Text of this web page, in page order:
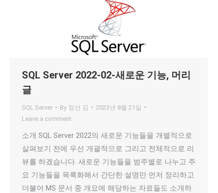
SQL Server 2022-02-새로운 기능, 머리
글
SQL Server By 정선 김
2023년 8월 21일
Leave a comment
소개 SQL Server 2022의 새로운 기능들을 개별적으로
살펴보기 전에 우선 개괄적으로 그리고 전체적으로 리
뷰를 하겠습니다. 새로운 기능들을 범주별로 나누고 주
요 기능들을 목록화해서 간단한 설명만 먼저 정리하고
더불어 MS 문서 중 개요에 해당하는 자료들도 소개하